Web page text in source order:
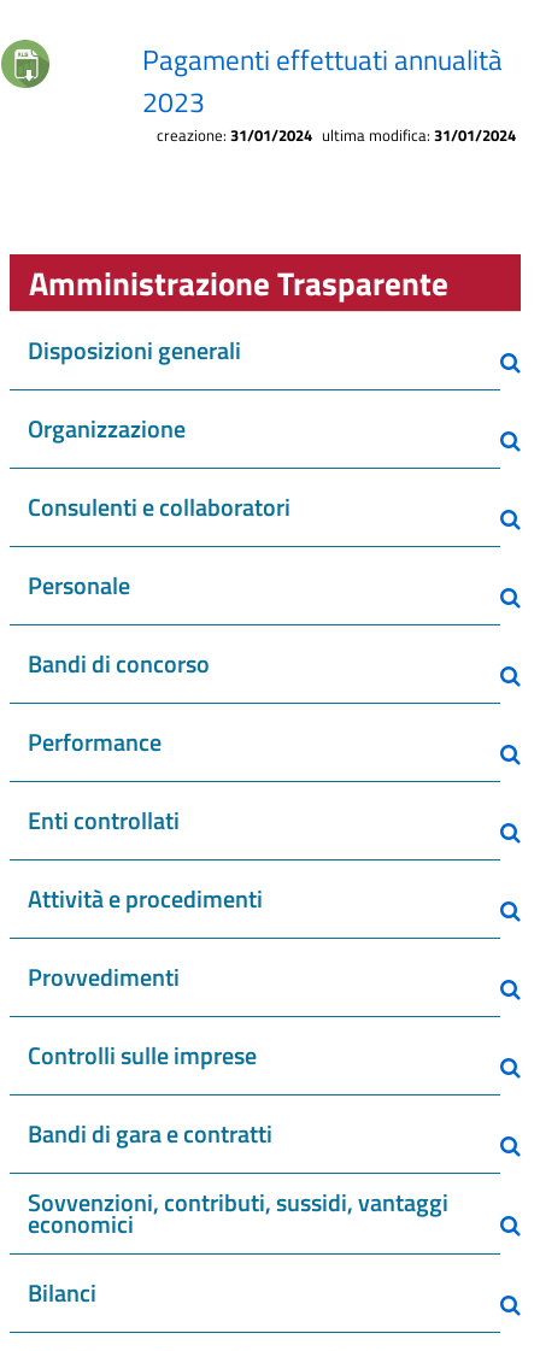
Pagamenti effettuati annualità
2023
creazione: 31/01/2024 ultima modifica: 31/01/2024
Amministrazione Trasparente
Disposizioni generali
Organizzazione
Consulenti e collaboratori
Personale
Bandi di concorso
Performance
Enti controllati
Attività e procedimenti
Provvedimenti
Controlli sulle imprese
Bandi di gara e contratti
Sovvenzioni, contributi, sussidi, vantaggi
economici
Bilanci